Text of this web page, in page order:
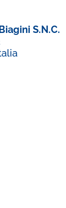
S.N.C.